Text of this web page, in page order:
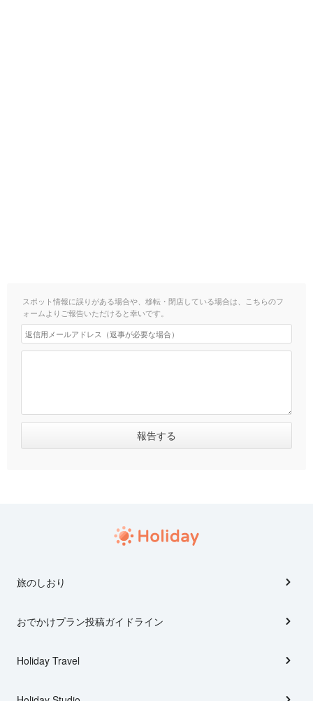
スポット情報に誤りがある場合や、移転・閉店している場合は、こちらのフ
ォームよりご報告いただけると幸いです。
旅のしおり
おでかけプラン投稿ガイドライン
Holiday Travel